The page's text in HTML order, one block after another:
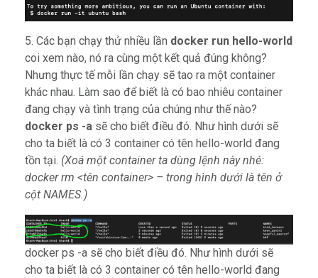
5. Các bạn chạy thử nhiều lần docker run hello-world
coi xem nào, nó ra cùng một kết quả đúng không?
Nhưng thực tế mỗi lần chạy sẽ tao ra một container
khác nhau. Làm sao để biết là có bao nhiêu container
đang chạy và tình trạng của chúng như thế nào?
docker ps -a sẽ cho biết điều đó. Như hình dưới sẽ
cho ta biết là có 3 container có tên hello-world đang
tồn tại. (Xoá một container ta dùng lệnh này nhé:
docker rm <tên container> – trong hình dưới là tên ở
cột NAMES.)
docker ps -a sẽ cho biết điều đó. Như hình dưới sẽ
cho ta biết là có 3 container có tên hello-world đang